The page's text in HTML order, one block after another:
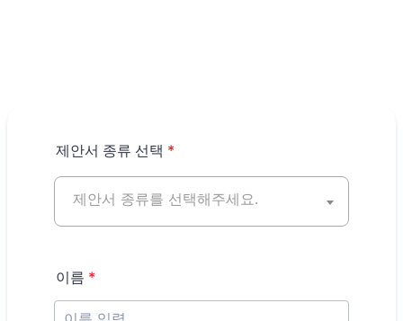
제안서 종류 선택 *
이름 *